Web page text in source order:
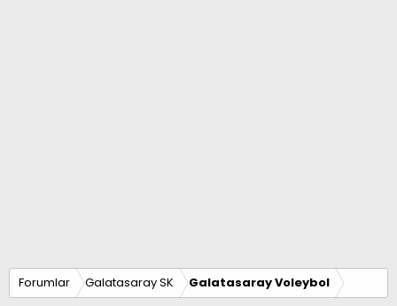
Forumlar Galatasaray SK Galatasaray Voleybol